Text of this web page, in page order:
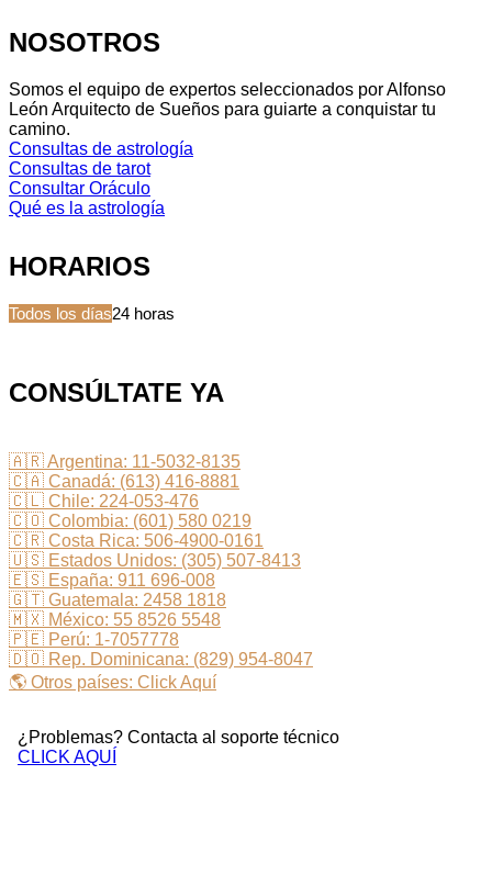
NOSOTROS
Somos el equipo de expertos seleccionados por Alfonso
León Arquitecto de Sueños para guiarte a conquistar tu
camino.
Consultas de astrología
Consultas de tarot
Consultar Oráculo
Qué es la astrología
HORARIOS
Todos los días24 horas
CONSÚLTATE YA
🇦🇷 Argentina: 11-5032-8135
🇨🇦 Canadá: (613) 416-8881
🇨🇱 Chile: 224-053-476
🇨🇴 Colombia: (601) 580 0219
🇨🇷 Costa Rica: 506-4900-0161
🇺🇸 Estados Unidos: (305) 507-8413
🇪🇸 España: 911 696-008
🇬🇹 Guatemala: 2458 1818
🇲🇽 México: 55 8526 5548
🇵🇪 Perú: 1-7057778
🇩🇴 Rep. Dominicana: (829) 954-8047
🌎 Otros países: Click Aquí
¿Problemas? Contacta al soporte técnico
CLICK AQUÍ